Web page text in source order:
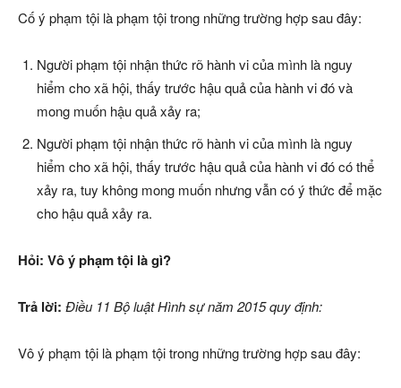
Cố ý phạm tội là phạm tội trong những trường hợp sau đây:
Người phạm tội nhận thức rõ hành vi của mình là nguy
hiểm cho xã hội, thấy trước hậu quả của hành vi đó và
mong muốn hậu quả xảy ra;
Người phạm tội nhận thức rõ hành vi của mình là nguy
hiểm cho xã hội, thấy trước hậu quả của hành vi đó có thể
xảy ra, tuy không mong muốn nhưng vẫn có ý thức để mặc
cho hậu quả xảy ra.
Hỏi: Vô ý phạm tội là gì?
Trả lời: Điều 11 Bộ luật Hình sự năm 2015 quy định:
Vô ý phạm tội là phạm tội trong những trường hợp sau đây: